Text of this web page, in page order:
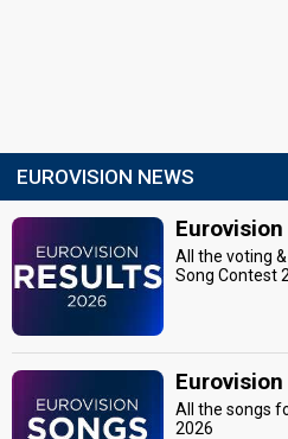
EUROVISION NEWS
All the voting
Song Contest
All the songs
2026